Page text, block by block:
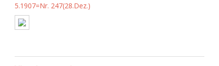
5.1907=Nr. 247(28.Dez.)